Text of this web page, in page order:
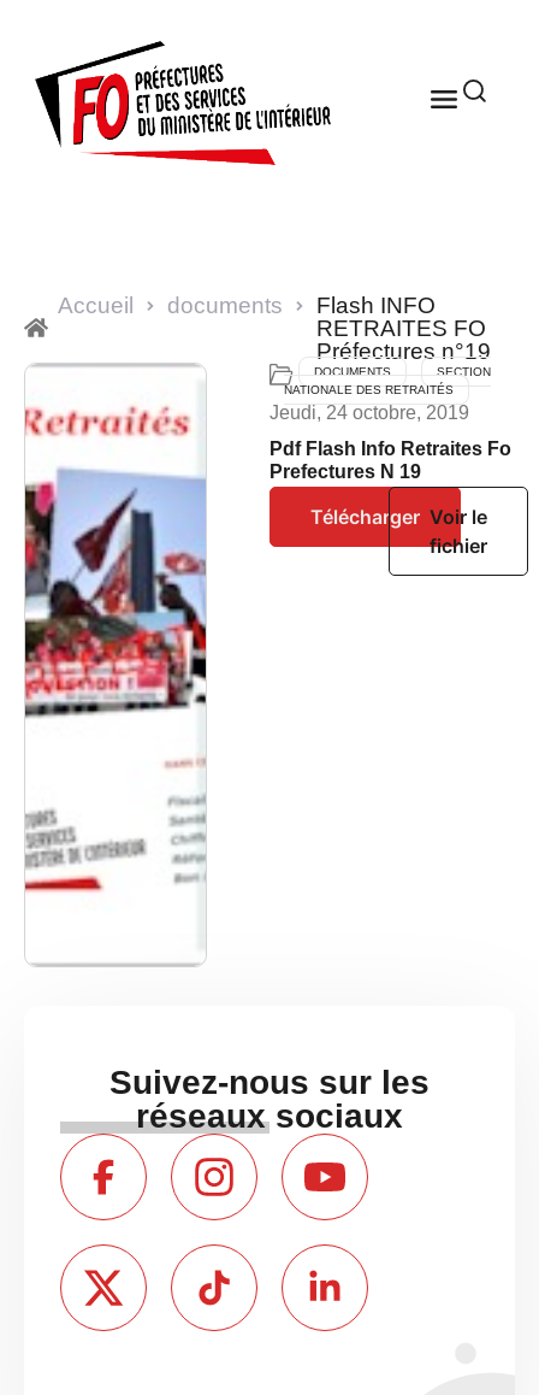
Accueil documents
Flash INFO
RETRAITES FO
Préfectures n°19
DOCUMENTS
SECTION
NATIONALE DES RETRAITÉS
Jeudi, 24 octobre, 2019
Pdf Flash Info Retraites Fo
Prefectures N 19
Télécharger Voir le
fichier
Suivez-nous sur les
réseaux sociaux